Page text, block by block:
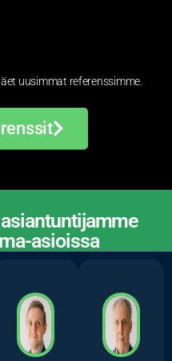
uusimmat referenssimme.
asioissa